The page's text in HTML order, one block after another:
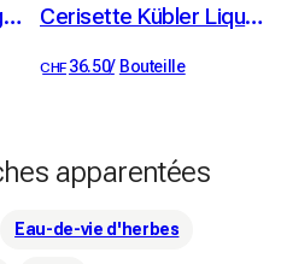
afin de distiller nous-
à Fleurier, dans le
Fine eau-de-vie de gentiane Kübler 46% vol. 50cl Cerisette Kübler Liqueur de Cerises 34% vol. 50cl
CHF 36.50/ Bouteille
apparentées
Eau-de-vie d'herbes